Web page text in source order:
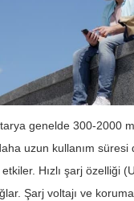
genelde 300-2000
uzun kullanım süresi
Hızlı şarj özelliği
Şarj voltajı ve